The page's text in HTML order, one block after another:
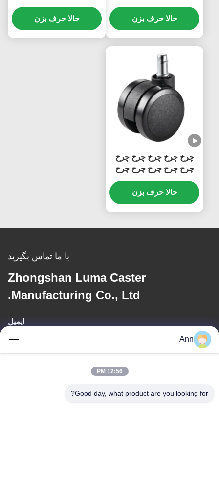
Caster Wheel Pvc صندلی
دفتر کتاب قفسه تخت
حالا حرف بزن
های صندلی چرخدار فرنیچر
دفتر دستگاه نور
حالا حرف بزن
چرخ چرخ چرخ چرخ چرخ
چرخ چرخ چرخ چرخ چرخ
چرخ چرخ چرخ چرخ چرخ
چرخ چرخ چرخ چرخ چرخ
چرخ چرخ چرخ چرخ چرخ
حالا حرف بزن
با ما تماس بگیرید
Zhongshan Luma Caster
Manufacturing Co., Ltd.
ایمیل
ann@industrialwheelcasters.com
آدرس
Ann
12:56 PM
Good day, what product are you looking for?